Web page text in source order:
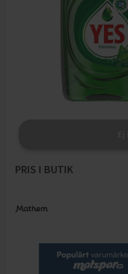
PRIS I BUTIK